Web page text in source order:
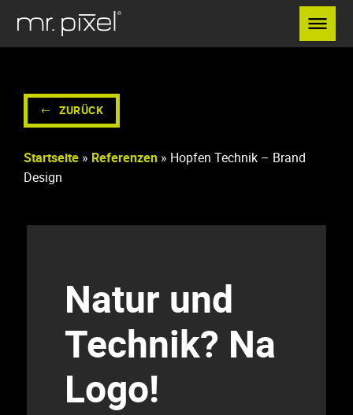
ZURÜCK
Startseite» Referenzen» Hopfen Technik – Brand
Design
Natur und
Technik? Na
Logo!